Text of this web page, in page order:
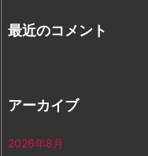
最近のコメント
アーカイブ
2026年8月